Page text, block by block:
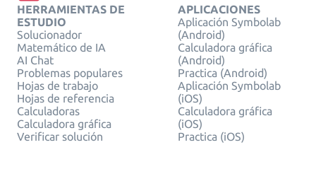
HERRAMIENTAS DE
ESTUDIO
Solucionador
Matemático de IA
AI Chat
Problemas populares
Hojas de trabajo
Hojas de referencia
Calculadoras
Calculadora gráfica
Verificar solución
APLICACIONES
Aplicación Symbolab
(Android)
Calculadora gráfica
(Android)
Practica (Android)
Aplicación Symbolab
(iOS)
Calculadora gráfica
(iOS)
Practica (iOS)